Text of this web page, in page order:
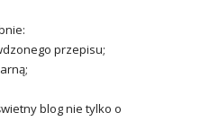
przepisu;
blog nie tylko o